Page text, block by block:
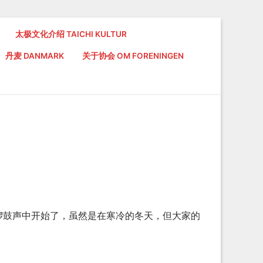
太极文化介绍 TAICHI KULTUR
丹麦 DANMARK 关于协会 OM FORENINGEN
声中开始了，虽然是在寒冷的冬天，但大家的